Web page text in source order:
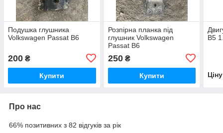
Подушка глушника
Volkswagen Passat B6
200 ₴
Купити
Розпірна планка під
глушник Volkswagen
Passat B6
250₴
Купити
B5
Про нас
66% позитивних з 82 відгуків за рік